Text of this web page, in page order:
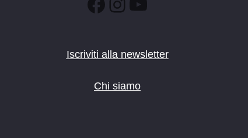
Iscriviti alla newsletter
Chi siamo